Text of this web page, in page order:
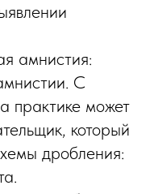
амнистия:
С
практике может
который
дробления: